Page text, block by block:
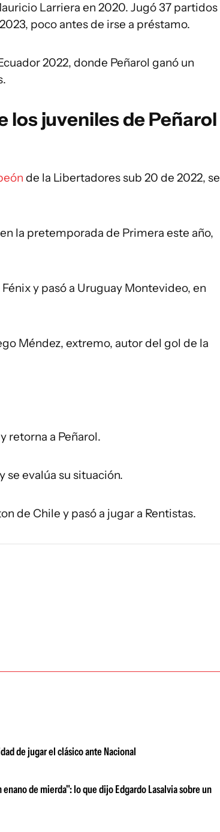
Larriera en 2020. Jugó 37 partidos
poco antes de irse a préstamo.
2022, donde Peñarol ganó un
los juveniles de Peñarol
de la Libertadores sub 20 de 2022, se
la pretemporada de Primera este año,
y pasó a Uruguay Montevideo, en
Méndez, extremo, autor del gol de la
retorna a Peñarol.
se evalúa su situación.
de Chile y pasó a jugar a Rentistas.
de jugar el clásico ante Nacional
de mierda": lo que dijo Edgardo Lasalvia sobre un